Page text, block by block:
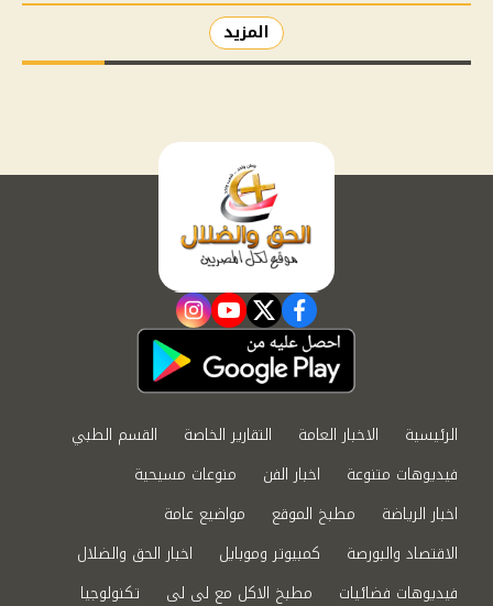
المزيد
facebook
twitter
youtube
instagram
الرئيسية الاخبار العامة التقارير الخاصة
القسم الطبي
فيديوهات متنوعة
اخبار الفن
منوعات مسيحية
اخبار الرياضة
مطبخ الموقع
مواضيع عامة
الاقتصاد والبورصة
كمبيوتر وموبايل
اخبار الحق والضلال
فيديوهات فضائيات
مطبخ الاكل مع لى لى تكنولوجيا